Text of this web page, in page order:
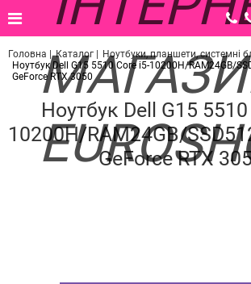
Головна | Каталог | Ноутбуки, планшети, системні
Ноутбук Dell G15 5510 Core i5-10200H/RAM24GB/
GeForce RTX 3050
Ноутбук Dell G15
10200H/RAM24GB/
GeForce RTX